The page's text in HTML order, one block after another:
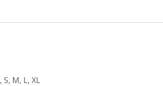
, S, M, L, XL